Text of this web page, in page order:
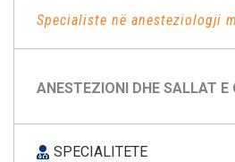
Specialiste në anesteziologji
ANESTEZIONI DHE SALLAT E
SPECIALITETE